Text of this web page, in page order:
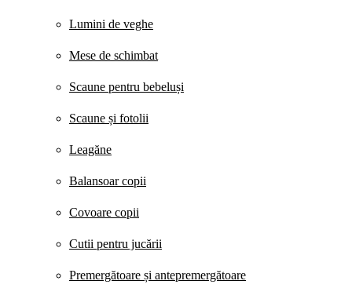
Lumini de veghe
Mese de schimbat
Scaune pentru bebeluși
Scaune și fotolii
Leagăne
Balansoar copii
Covoare copii
Cutii pentru jucării
Premergătoare și antepremergătoare